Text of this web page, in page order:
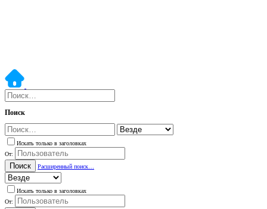
Поиск
Искать только в заголовках
От:
Поиск Расширенный поиск…
Искать только в заголовках
От: